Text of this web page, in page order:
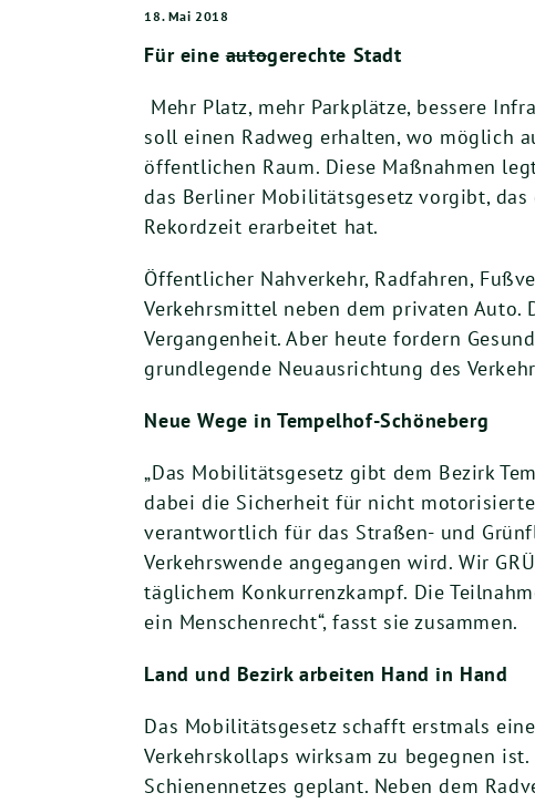
18. Mai 2018
Für eineautogerechte Stadt
Mehr Platz, mehr Parkplätze, bessere
soll einen Radweg erhalten, wo möglich
öffentlichen Raum. Diese Maßnahmen
das Berliner Mobilitätsgesetz vorgibt,
Rekordzeit erarbeitet hat.
Öffentlicher Nahverkehr, Radfahren,
Verkehrsmittel neben dem privaten
Vergangenheit. Aber heute fordern
grundlegende Neuausrichtung des
Neue Wege in Tempelhof-Schöneberg
„Das Mobilitätsgesetz gibt dem Bezirk
dabei die Sicherheit für nicht
verantwortlich für das Straßen- und
Verkehrswende angegangen wird. Wir
täglichem Konkurrenzkampf. Die
ein Menschenrecht“, fasst sie zusammen.
Land und Bezirk arbeiten Hand in Hand
Das Mobilitätsgesetz schafft erstmals
Verkehrskollaps wirksam zu begegnen
Schienennetzes geplant. Neben dem